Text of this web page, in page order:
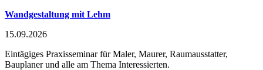
Wandgestaltung mit Lehm
15.09.2026
Eintägiges Praxisseminar für Maler, Maurer, Raumausstatter,
Bauplaner und alle am Thema Interessierten.